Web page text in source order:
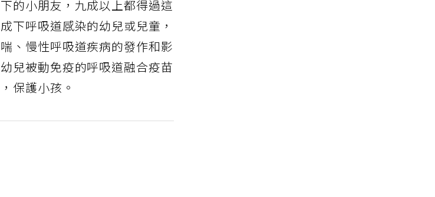
的小朋友，九成以上都得過這
下呼吸道感染的幼兒或兒童，
、慢性呼吸道疾病的發作和影
兒被動免疫的呼吸道融合疫苗
保護小孩。